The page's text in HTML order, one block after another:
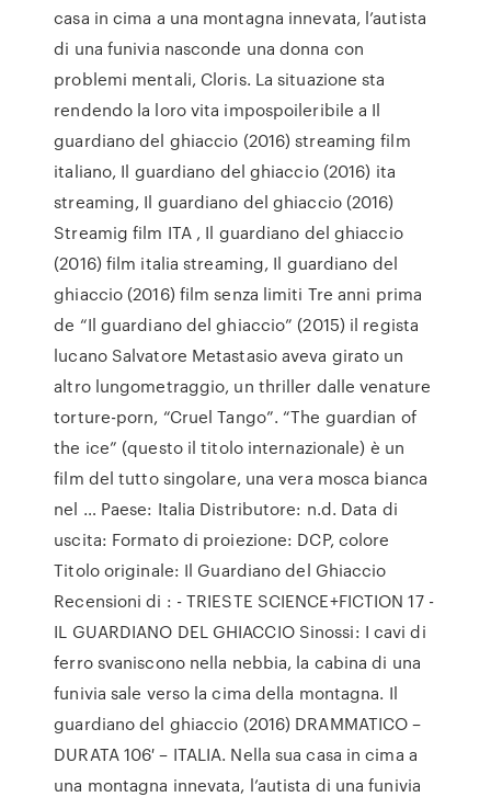
casa in cima a una montagna innevata, l’autista
di una funivia nasconde una donna con
problemi mentali, Cloris. La situazione sta
rendendo la loro vita impospoileribile a Il
guardiano del ghiaccio (2016) streaming film
italiano, Il guardiano del ghiaccio (2016) ita
streaming, Il guardiano del ghiaccio (2016)
Streamig film ITA , Il guardiano del ghiaccio
(2016) film italia streaming, Il guardiano del
ghiaccio (2016) film senza limiti Tre anni prima
de “Il guardiano del ghiaccio” (2015) il regista
lucano Salvatore Metastasio aveva girato un
altro lungometraggio, un thriller dalle venature
torture-porn, “Cruel Tango”. “The guardian of
the ice” (questo il titolo internazionale) è un
film del tutto singolare, una vera mosca bianca
nel … Paese: Italia Distributore: n.d. Data di
uscita: Formato di proiezione: DCP, colore
Titolo originale: Il Guardiano del Ghiaccio
Recensioni di : - TRIESTE SCIENCE+FICTION 17 -
IL GUARDIANO DEL GHIACCIO Sinossi: I cavi di
ferro svaniscono nella nebbia, la cabina di una
funivia sale verso la cima della montagna. Il
guardiano del ghiaccio (2016) DRAMMATICO –
DURATA 106′ – ITALIA. Nella sua casa in cima a
una montagna innevata, l’autista di una funivia